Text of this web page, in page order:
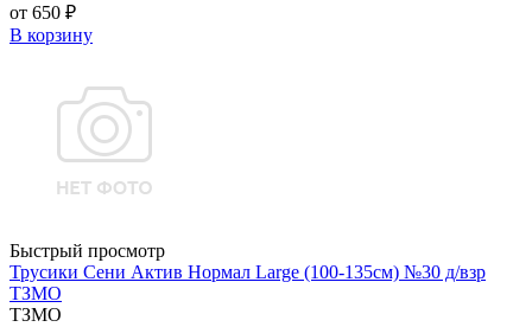
от 650 ₽
В корзину
Быстрый просмотр
Трусики Сени Актив Нормал Large (100-135см) №30 д/взр
ТЗМО
ТЗМО